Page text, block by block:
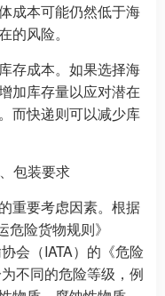
成本可能仍然低于海
的风险。
存成本。如果选择海
加库存量以应对潜在
而快递则可以减少库
包装要求
重要考虑因素。根据
险货物规则》
会（IATA）的《危险
不同的危险等级，例